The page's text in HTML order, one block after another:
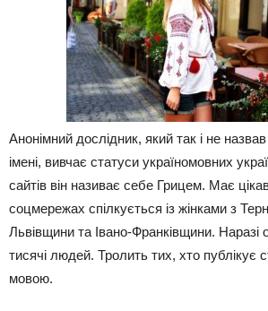
Анонімний дослідник, який так і не
імені, вивчає статуси україномовних
сайтів він називає себе Грицем. Має
соцмережах спілкується із жінками з
Львівщини та Івано-Франківщини. Наразі
тисячі людей. Тролить тих, хто публікує
мовою.